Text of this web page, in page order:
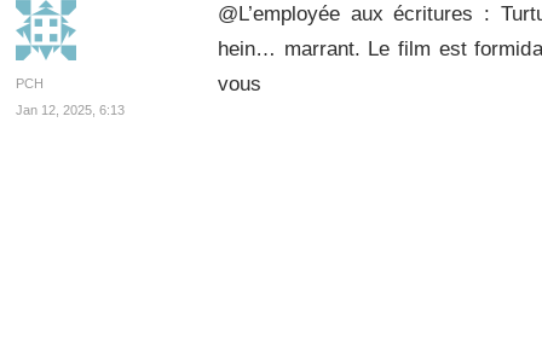
PCH
Jan 12, 2025, 6:13
@L’employée aux écritures :
hein… marrant. Le film est
vous